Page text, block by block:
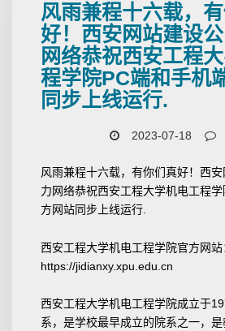
风雨兼程十六载，
好！西安网站建设
网络恭祝西安工程
程学院PC端和手机
同步上线运行.
2023-07-18
风雨兼程十六载，有你们真好！西
力网络恭祝西安工程大学机电工程
方网站同步上线运行.
西安工程大学机电工程学院官方网站
https://jidianxy.xpu.edu.cn
西安工程大学机电工程学院成立于
系，是学校最早成立的院系之一，